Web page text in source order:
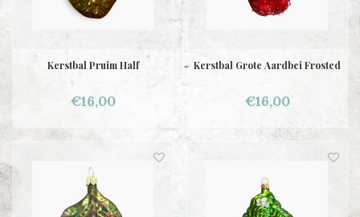
Kerstbal Pruim Half
€16,00
Kerstbal Grote Aardbei Frosted
€16,00